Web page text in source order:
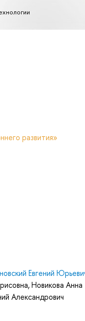
развития»
Евгений
,Новикова Анна
Александрович